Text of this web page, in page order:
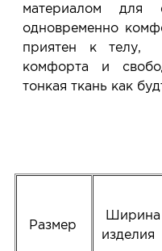
материалом для
одновременно
приятен к телу,
комфорта и
тонкая ткань как
Размер
Ширина
изделия